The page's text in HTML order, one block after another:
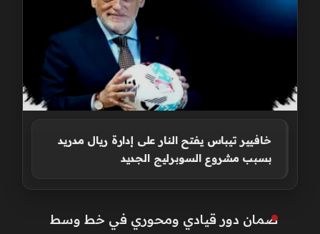
خافيير تيباس يفتح النار على إدارة ريال مدريد
بسبب مشروع السوبرليج الجديد
ضمان دور قيادي ومحوري في خط وسط